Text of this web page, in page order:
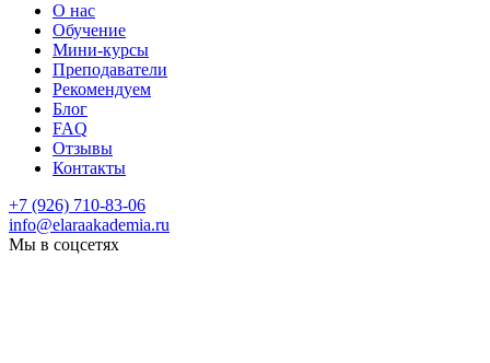
О нас
Обучение
Мини-курсы
Преподаватели
Рекомендуем
Блог
FAQ
Отзывы
Контакты
+7 (926) 710-83-06
info@elaraakademia.ru
Мы в соцсетях